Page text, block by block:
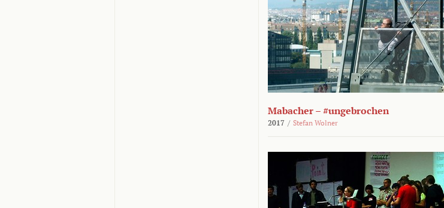
Mabacher – #ungebrochen
2017 / Stefan Wolner